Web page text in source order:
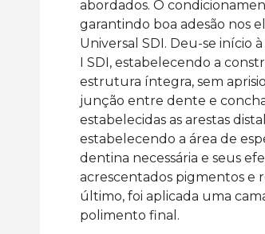
abordados. O
garantindo boa adesão nos
Universal SDI. Deu-se início
I SDI, estabelecendo a
estrutura íntegra, sem
junção entre dente e
estabelecidas as arestas
estabelecendo a área de
dentina necessária e seus
acrescentados pigmentos e
último, foi aplicada uma
polimento final.
dental associado
dentes vitais